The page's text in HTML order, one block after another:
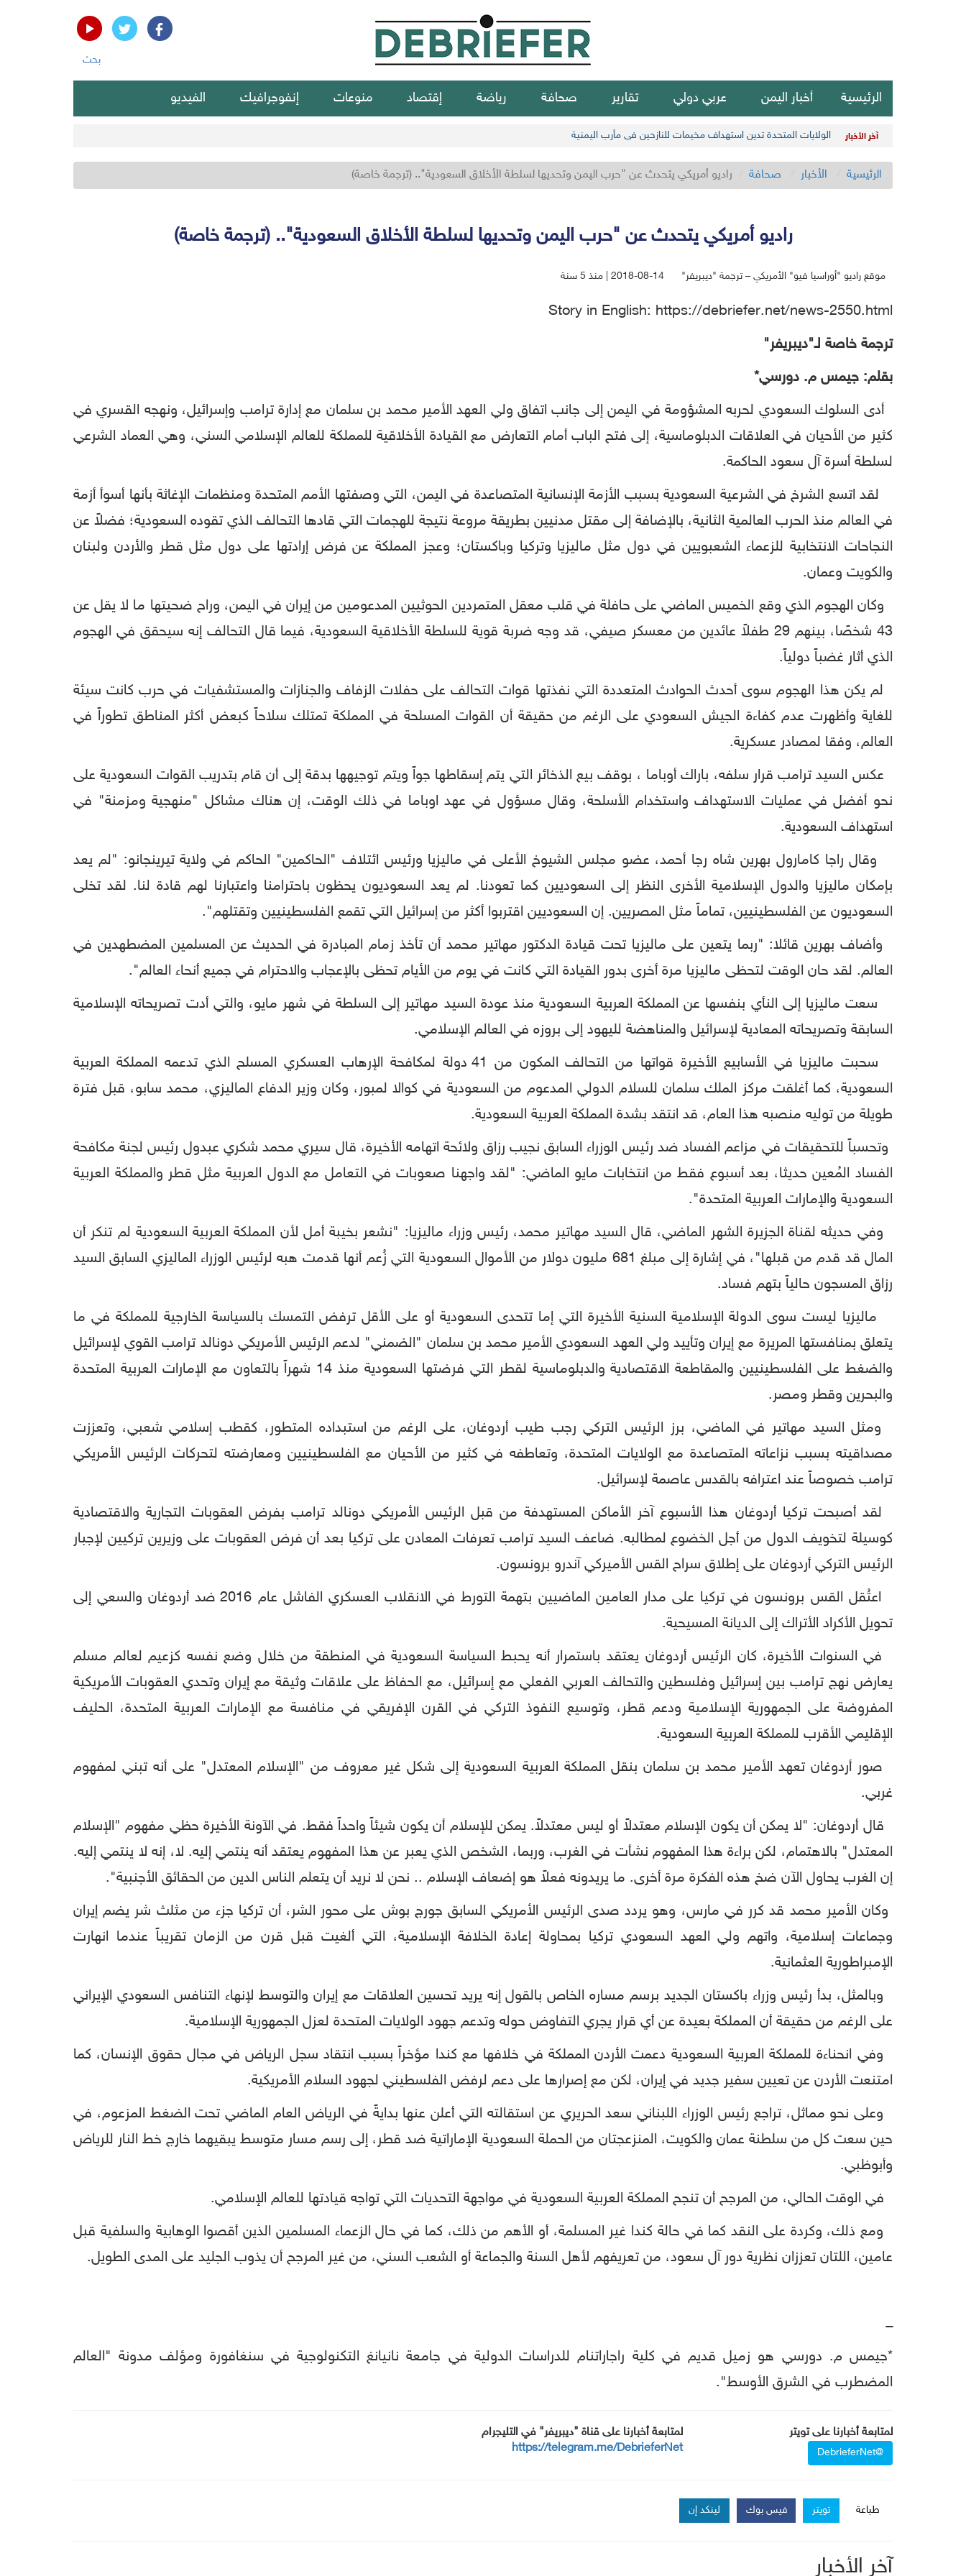
بحث
الرئيسية أخبار اليمن عربي دولي تقارير صحافة رياضة إقتصاد منوعات إنفوجرافيك الفيديو
آخر الأخبار الولايات المتحدة تدين استهداف مخيمات للنازحين في مأرب اليمنية
الرئيسية الأخبار صحافة راديو أمريكي يتحدث عن "حرب اليمن وتحديها لسلطة الأخلاق السعودية".. (ترجمة خاصة)
راديو أمريكي يتحدث عن "حرب اليمن وتحديها لسلطة الأخلاق السعودية".. (ترجمة خاصة)
موقع راديو "أوراسيا فيو" الأمريكي – ترجمة "ديبريفر" 2018-08-14 | منذ 5 سنة
Story in English: https://debriefer.net/news-2550.html
ترجمة خاصة لـ"ديبريفر"
بقلم: جيمس م. دورسي*
أدى السلوك السعودي لحربه المشؤومة في اليمن إلى جانب اتفاق ولي العهد الأمير محمد بن سلمان مع إدارة ترامب وإسرائيل، ونهجه القسري في
كثير من الأحيان في العلاقات الدبلوماسية، إلى فتح الباب أمام التعارض مع القيادة الأخلاقية للمملكة للعالم الإسلامي السني، وهي العماد الشرعي
لسلطة أسرة آل سعود الحاكمة.
لقد اتسع الشرخ في الشرعية السعودية بسبب الأزمة الإنسانية المتصاعدة في اليمن، التي وصفتها الأمم المتحدة ومنظمات الإغاثة بأنها أسوأ أزمة
في العالم منذ الحرب العالمية الثانية، بالإضافة إلى مقتل مدنيين بطريقة مروعة نتيجة للهجمات التي قادها التحالف الذي تقوده السعودية؛ فضلاً عن
النجاحات الانتخابية للزعماء الشعبويين في دول مثل ماليزيا وتركيا وباكستان؛ وعجز المملكة عن فرض إرادتها على دول مثل قطر والأردن ولبنان
والكويت وعمان.
وكان الهجوم الذي وقع الخميس الماضي على حافلة في قلب معقل المتمردين الحوثيين المدعومين من إيران في اليمن، وراح ضحيتها ما لا يقل عن
43 شخصًا، بينهم 29 طفلاً عائدين من معسكر صيفي، قد وجه ضربة قوية للسلطة الأخلاقية السعودية، فيما قال التحالف إنه سيحقق في الهجوم
الذي أثار غضباً دولياً.
لم يكن هذا الهجوم سوى أحدث الحوادث المتعددة التي نفذتها قوات التحالف على حفلات الزفاف والجنازات والمستشفيات في حرب كانت سيئة
للغاية وأظهرت عدم كفاءة الجيش السعودي على الرغم من حقيقة أن القوات المسلحة في المملكة تمتلك سلاحاً كبعض أكثر المناطق تطوراً في
العالم، وفقا لمصادر عسكرية.
عكس السيد ترامب قرار سلفه، باراك أوباما ، بوقف بيع الذخائر التي يتم إسقاطها جواً ويتم توجيهها بدقة إلى أن قام بتدريب القوات السعودية على
نحو أفضل في عمليات الاستهداف واستخدام الأسلحة، وقال مسؤول في عهد اوباما في ذلك الوقت، إن هناك مشاكل "منهجية ومزمنة" في
استهداف السعودية.
وقال راجا كامارول بهرين شاه رجا أحمد، عضو مجلس الشيوخ الأعلى في ماليزيا ورئيس ائتلاف "الحاكمين" الحاكم في ولاية تيرينجانو: "لم يعد
بإمكان ماليزيا والدول الإسلامية الأخرى النظر إلى السعوديين كما تعودنا. لم يعد السعوديون يحظون باحترامنا واعتبارنا لهم قادة لنا. لقد تخلى
السعوديون عن الفلسطينيين، تماماً مثل المصريين. إن السعوديين اقتربوا أكثر من إسرائيل التي تقمع الفلسطينيين وتقتلهم".
وأضاف بهرين قائلا: "ربما يتعين على ماليزيا تحت قيادة الدكتور مهاتير محمد أن تأخذ زمام المبادرة في الحديث عن المسلمين المضطهدين في
العالم. لقد حان الوقت لتحظى ماليزيا مرة أخرى بدور القيادة التي كانت في يوم من الأيام تحظى بالإعجاب والاحترام في جميع أنحاء العالم".
سعت ماليزيا إلى النأي بنفسها عن المملكة العربية السعودية منذ عودة السيد مهاتير إلى السلطة في شهر مايو، والتي أدت تصريحاته الإسلامية
السابقة وتصريحاته المعادية لإسرائيل والمناهضة لليهود إلى بروزه في العالم الإسلامي.
سحبت ماليزيا في الأسابيع الأخيرة قواتها من التحالف المكون من 41 دولة لمكافحة الإرهاب العسكري المسلح الذي تدعمه المملكة العربية
السعودية، كما أغلقت مركز الملك سلمان للسلام الدولي المدعوم من السعودية في كوالا لمبور، وكان وزير الدفاع الماليزي، محمد سابو، قبل فترة
طويلة من توليه منصبه هذا العام، قد انتقد بشدة المملكة العربية السعودية.
وتحسباً للتحقيقات في مزاعم الفساد ضد رئيس الوزراء السابق نجيب رزاق ولائحة اتهامه الأخيرة، قال سيري محمد شكري عبدول رئيس لجنة مكافحة
الفساد المُعين حديثا، بعد أسبوع فقط من انتخابات مايو الماضي: "لقد واجهنا صعوبات في التعامل مع الدول العربية مثل قطر والمملكة العربية
السعودية والإمارات العربية المتحدة".
وفي حديثه لقناة الجزيرة الشهر الماضي، قال السيد مهاتير محمد، رئيس وزراء ماليزيا: "نشعر بخيبة أمل لأن المملكة العربية السعودية لم تنكر أن
المال قد قدم من قبلها"، في إشارة إلى مبلغ 681 مليون دولار من الأموال السعودية التي زُعم أنها قدمت هبه لرئيس الوزراء الماليزي السابق السيد
رزاق المسجون حالياً بتهم فساد.
ماليزيا ليست سوى الدولة الإسلامية السنية الأخيرة التي إما تتحدى السعودية أو على الأقل ترفض التمسك بالسياسة الخارجية للمملكة في ما
يتعلق بمنافستها المريرة مع إيران وتأييد ولي العهد السعودي الأمير محمد بن سلمان "الضمني" لدعم الرئيس الأمريكي دونالد ترامب القوي لإسرائيل
والضغط على الفلسطينيين والمقاطعة الاقتصادية والدبلوماسية لقطر التي فرضتها السعودية منذ 14 شهراً بالتعاون مع الإمارات العربية المتحدة
والبحرين وقطر ومصر.
ومثل السيد مهاتير في الماضي، برز الرئيس التركي رجب طيب أردوغان، على الرغم من استبداده المتطور، كقطب إسلامي شعبي، وتعززت
مصداقيته بسبب نزاعاته المتصاعدة مع الولايات المتحدة، وتعاطفه في كثير من الأحيان مع الفلسطينيين ومعارضته لتحركات الرئيس الأمريكي
ترامب خصوصاً عند اعترافه بالقدس عاصمة لإسرائيل.
لقد أصبحت تركيا أردوغان هذا الأسبوع آخر الأماكن المستهدفة من قبل الرئيس الأمريكي دونالد ترامب بفرض العقوبات التجارية والاقتصادية
كوسيلة لتخويف الدول من أجل الخضوع لمطالبه. ضاعف السيد ترامب تعرفات المعادن على تركيا بعد أن فرض العقوبات على وزيرين تركيين لإجبار
الرئيس التركي أردوغان على إطلاق سراح القس الأميركي آندرو برونسون.
اعتُقل القس برونسون في تركيا على مدار العامين الماضيين بتهمة التورط في الانقلاب العسكري الفاشل عام 2016 ضد أردوغان والسعي إلى
تحويل الأكراد الأتراك إلى الديانة المسيحية.
في السنوات الأخيرة، كان الرئيس أردوغان يعتقد باستمرار أنه يحبط السياسة السعودية في المنطقة من خلال وضع نفسه كزعيم لعالم مسلم
يعارض نهج ترامب بين إسرائيل وفلسطين والتحالف العربي الفعلي مع إسرائيل، مع الحفاظ على علاقات وثيقة مع إيران وتحدي العقوبات الأمريكية
المفروضة على الجمهورية الإسلامية ودعم قطر، وتوسيع النفوذ التركي في القرن الإفريقي في منافسة مع الإمارات العربية المتحدة، الحليف
الإقليمي الأقرب للمملكة العربية السعودية.
صور أردوغان تعهد الأمير محمد بن سلمان بنقل المملكة العربية السعودية إلى شكل غير معروف من "الإسلام المعتدل" على أنه تبني لمفهوم
غربي.
قال أردوغان: "لا يمكن أن يكون الإسلام معتدلاً أو ليس معتدلاً. يمكن للإسلام أن يكون شيئاً واحداً فقط. في الآونة الأخيرة حظي مفهوم "الإسلام
المعتدل" بالاهتمام، لكن براءة هذا المفهوم نشأت في الغرب، وربما، الشخص الذي يعبر عن هذا المفهوم يعتقد أنه ينتمي إليه. لا، إنه لا ينتمي إليه.
إن الغرب يحاول الآن ضخ هذه الفكرة مرة أخرى. ما يريدونه فعلاً هو إضعاف الإسلام .. نحن لا نريد أن يتعلم الناس الدين من الحقائق الأجنبية".
وكان الأمير محمد قد كرر في مارس، وهو يردد صدى الرئيس الأمريكي السابق جورج بوش على محور الشر، أن تركيا جزء من مثلث شر يضم إيران
وجماعات إسلامية، واتهم ولي العهد السعودي تركيا بمحاولة إعادة الخلافة الإسلامية، التي ألغيت قبل قرن من الزمان تقريباً عندما انهارت
الإمبراطورية العثمانية.
وبالمثل، بدأ رئيس وزراء باكستان الجديد برسم مساره الخاص بالقول إنه يريد تحسين العلاقات مع إيران والتوسط لإنهاء التنافس السعودي الإيراني
على الرغم من حقيقة أن المملكة بعيدة عن أي قرار يجري التفاوض حوله وتدعم جهود الولايات المتحدة لعزل الجمهورية الإسلامية.
وفي انحناءة للمملكة العربية السعودية دعمت الأردن المملكة في خلافها مع كندا مؤخراً بسبب انتقاد سجل الرياض في مجال حقوق الإنسان، كما
امتنعت الأردن عن تعيين سفير جديد في إيران، لكن مع إصرارها على دعم لرفض الفلسطيني لجهود السلام الأمريكية.
وعلى نحو مماثل، تراجع رئيس الوزراء اللبناني سعد الحريري عن استقالته التي أعلن عنها بدايةً في الرياض العام الماضي تحت الضغط المزعوم، في
حين سعت كل من سلطنة عمان والكويت، المنزعجتان من الحملة السعودية الإماراتية ضد قطر، إلى رسم مسار متوسط يبقيهما خارج خط النار للرياض
وأبوظبي.
في الوقت الحالي، من المرجح أن تنجح المملكة العربية السعودية في مواجهة التحديات التي تواجه قيادتها للعالم الإسلامي.
ومع ذلك، وكردة على النقد كما في حالة كندا غير المسلمة، أو الأهم من ذلك، كما في حال الزعماء المسلمين الذين أقصوا الوهابية والسلفية قبل
عامين، اللتان تعززان نظرية دور آل سعود، من تعريفهم لأهل السنة والجماعة أو الشعب السني، من غير المرجح أن يذوب الجليد على المدى الطويل.
ـــ
*جيمس م. دورسي هو زميل قديم في كلية راجاراتنام للدراسات الدولية في جامعة نانيانغ التكنولوجية في سنغافورة ومؤلف مدونة "العالم
المضطرب في الشرق الأوسط".
لمتابعة أخبارنا على تويتر
@DebrieferNet
لمتابعة أخبارنا على قناة "ديبريفر" في التليجرام
https://telegram.me/DebrieferNet
طباعة تويتر فيس بوك لينكد إن
آخر الأخبار